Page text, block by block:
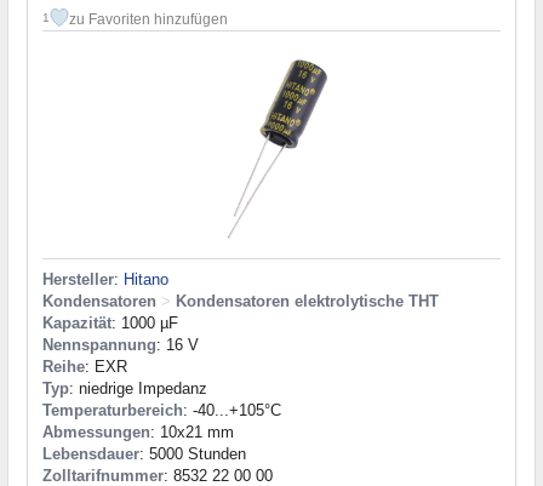
1 zu Favoriten hinzufügen
Hersteller: Hitano
Kondensatoren > Kondensatoren elektrolytische THT
Kapazität: 1000 µF
Nennspannung: 16 V
Reihe: EXR
Typ: niedrige Impedanz
Temperaturbereich: -40...+105°C
Abmessungen: 10x21 mm
Lebensdauer: 5000 Stunden
Zolltarifnummer: 8532 22 00 00